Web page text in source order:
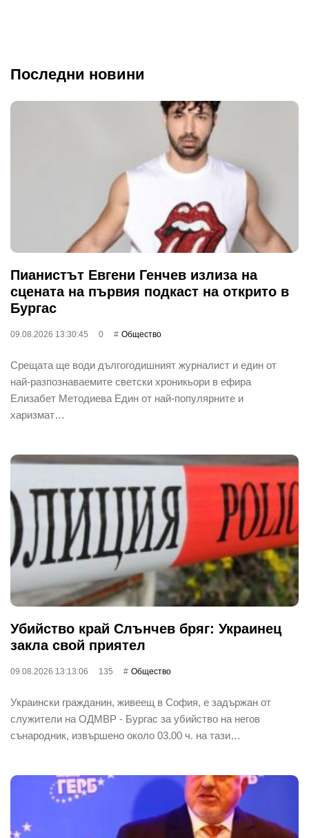
Последни новини
Пианистът Евгени Генчев излиза на
сцената на първия подкаст на открито в
Бургас
09.08.2026 13:30:45 0 Общество
Срещата ще води дългогодишният журналист и един от
най-разпознаваемите светски хроникьори в ефира
Елизабет Методиева Един от най-популярните и
харизмат…
Убийство край Слънчев бряг: Украинец
закла свой приятел
09.08.2026 13:13:06 135 Общество
Украински гражданин, живеещ в София, е задържан от
служители на ОДМВР - Бургас за убийство на негов
сънародник, извършено около 03.00 ч. на тази…